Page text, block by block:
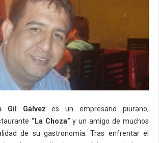
Gil Gálvez es un empresario piurano,
“La Choza” y un amigo de muchos
de su gastronomía. Tras enfrentar el